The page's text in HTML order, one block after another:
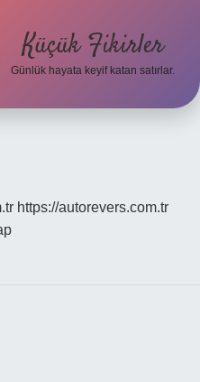
Küçük Fikirler
Günlük hayata keyif katan satırlar.
https://autorevers.com.tr